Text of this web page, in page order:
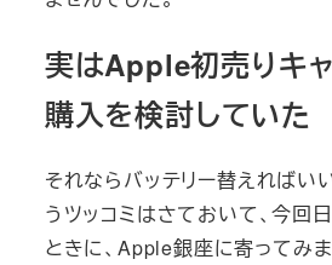
実はApple初売りキ
購入を検討していた
それならバッテリー替えればい
うツッコミはさておいて、今回
ときに、Apple銀座に寄ってみ